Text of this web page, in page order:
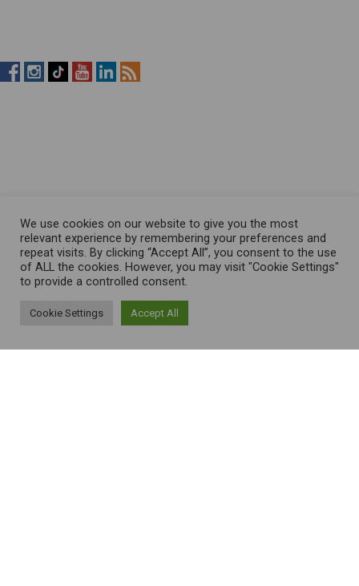
RistopiùNews
RistopiùNews
RistopiùNews
RistopiùNews
RistopiùNews
RSS
We use cookies on our website to give you the most
relevant experience by remembering your preferences and
repeat visits. By clicking “Accept All”, you consent to the use
of ALL the cookies. However, you may visit "Cookie Settings"
to provide a controlled consent.
Cookie Settings Accept All